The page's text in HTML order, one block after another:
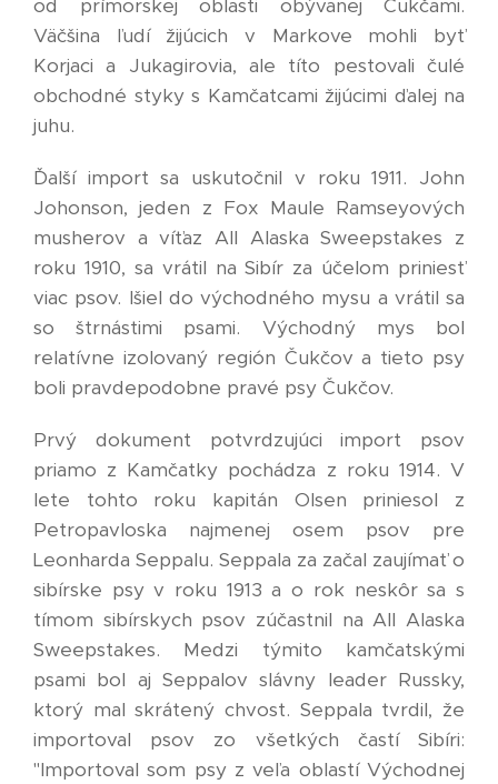
od prímorskej oblasti obývanej Čukčami.
Väčšina ľudí žijúcich v Markove mohli byť
Korjaci a Jukagirovia, ale títo pestovali čulé
obchodné styky s Kamčatcami žijúcimi ďalej na
juhu.
Ďalší import sa uskutočnil v roku 1911. John
Johonson, jeden z Fox Maule Ramseyových
musherov a víťaz All Alaska Sweepstakes z
roku 1910, sa vrátil na Sibír za účelom priniesť
viac psov. Išiel do východného mysu a vrátil sa
so štrnástimi psami. Východný mys bol
relatívne izolovaný región Čukčov a tieto psy
boli pravdepodobne pravé psy Čukčov.
Prvý dokument potvrdzujúci import psov
priamo z Kamčatky pochádza z roku 1914. V
lete tohto roku kapitán Olsen priniesol z
Petropavloska najmenej osem psov pre
Leonharda Seppalu. Seppala za začal zaujímať o
sibírske psy v roku 1913 a o rok neskôr sa s
tímom sibírskych psov zúčastnil na All Alaska
Sweepstakes. Medzi týmito kamčatskými
psami bol aj Seppalov slávny leader Russky,
ktorý mal skrátený chvost. Seppala tvrdil, že
importoval psov zo všetkých častí Sibíri:
"Importoval som psy z veľa oblastí Východnej